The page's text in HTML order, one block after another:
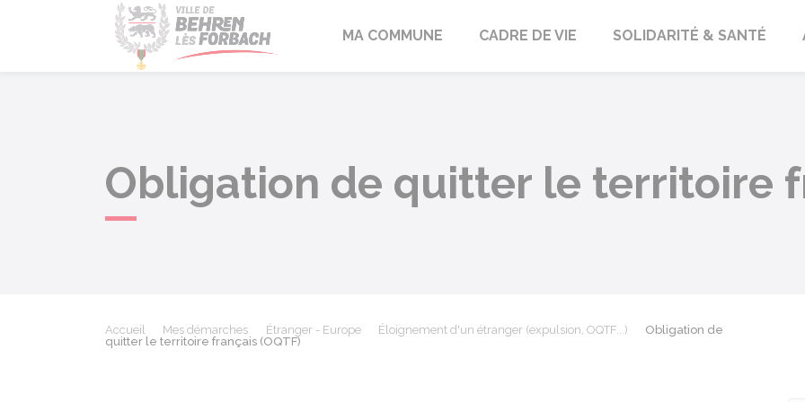
Behren-lès-Forbach
MA COMMUNE CADRE DE VIE SOLIDARITÉ & SANTÉ
Obligation de quitter le territoire
Accueil Mes démarches Étranger - Europe Éloignement d'un étranger (expulsion, OQTF...)
Obligation de
quitter le territoire français (OQTF)